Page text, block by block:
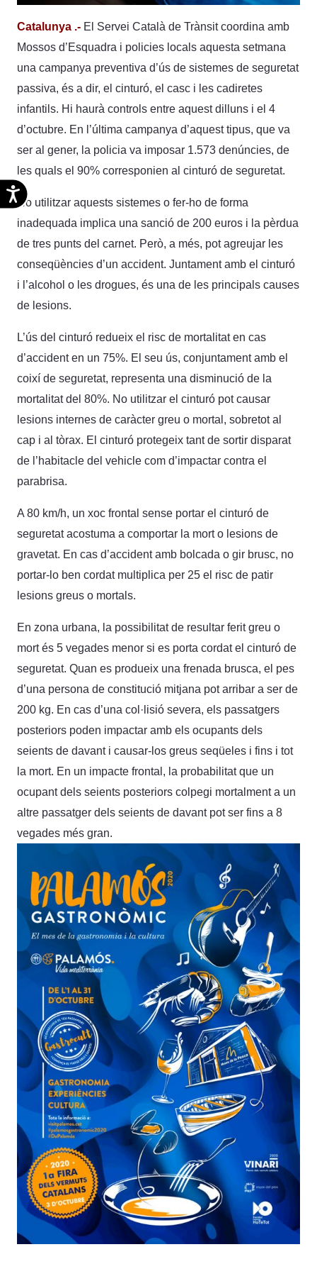
Accesibilidad
Catalunya .- El Servei Català de Trànsit coordina amb
Mossos d’Esquadra i policies locals aquesta setmana
una campanya preventiva d’ús de sistemes de seguretat
passiva, és a dir, el cinturó, el casc i les cadiretes
infantils. Hi haurà controls entre aquest dilluns i el 4
d’octubre. En l’última campanya d’aquest tipus, que va
ser al gener, la policia va imposar 1.573 denúncies, de
les quals el 90% corresponien al cinturó de seguretat.
No utilitzar aquests sistemes o fer-ho de forma
inadequada implica una sanció de 200 euros i la pèrdua
de tres punts del carnet. Però, a més, pot agreujar les
conseqüències d’un accident. Juntament amb el cinturó
i l’alcohol o les drogues, és una de les principals causes
de lesions.
L’ús del cinturó redueix el risc de mortalitat en cas
d’accident en un 75%. El seu ús, conjuntament amb el
coixí de seguretat, representa una disminució de la
mortalitat del 80%. No utilitzar el cinturó pot causar
lesions internes de caràcter greu o mortal, sobretot al
cap i al tòrax. El cinturó protegeix tant de sortir disparat
de l’habitacle del vehicle com d’impactar contra el
parabrisa.
A 80 km/h, un xoc frontal sense portar el cinturó de
seguretat acostuma a comportar la mort o lesions de
gravetat. En cas d’accident amb bolcada o gir brusc, no
portar-lo ben cordat multiplica per 25 el risc de patir
lesions greus o mortals.
En zona urbana, la possibilitat de resultar ferit greu o
mort és 5 vegades menor si es porta cordat el cinturó de
seguretat. Quan es produeix una frenada brusca, el pes
d’una persona de constitució mitjana pot arribar a ser de
200 kg. En cas d’una col·lisió severa, els passatgers
posteriors poden impactar amb els ocupants dels
seients de davant i causar-los greus seqüeles i fins i tot
la mort. En un impacte frontal, la probabilitat que un
ocupant dels seients posteriors colpegi mortalment a un
altre passatger dels seients de davant pot ser fins a 8
vegades més gran.